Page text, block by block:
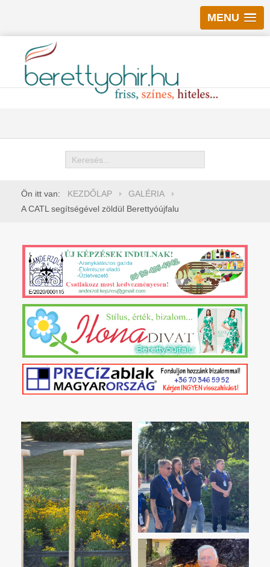
MENU
Keresés
Ön itt van: KEZDŐLAP
GALÉRIA
A CATL segítségével zöldül Berettyóújfalu